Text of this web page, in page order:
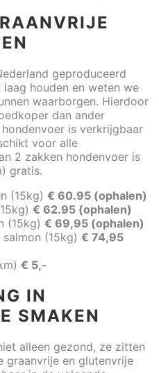
geproduceerd
houden en weten we
waarborgen. Hierdoor
dan ander
is verkrijgbaar
voor alle
2 zakken hondenvoer is
gratis.
(15kg) € 60.95 (ophalen)
€ 62.95 (ophalen)
(15kg) € 69,95 (ophalen)
(15kg) € 74,95
€ 5,-
IN
SMAKEN
alleen gezond, ze zitten
graanvrije en glutenvrije